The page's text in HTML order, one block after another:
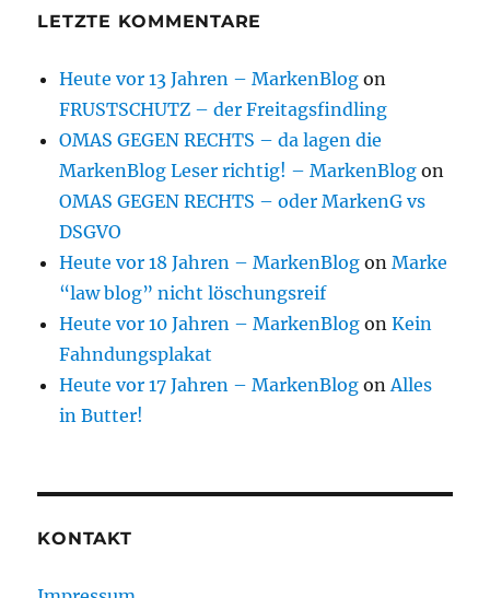
LETZTE KOMMENTARE
Heute vor 13 Jahren – MarkenBlog on
FRUSTSCHUTZ – der Freitagsfindling
OMAS GEGEN RECHTS – da lagen die
MarkenBlog Leser richtig! – MarkenBlog on
OMAS GEGEN RECHTS – oder MarkenG vs
DSGVO
Heute vor 18 Jahren – MarkenBlog onMarke
“law blog” nicht löschungsreif
Heute vor 10 Jahren – MarkenBlog onKein
Fahndungsplakat
Heute vor 17 Jahren – MarkenBlog onAlles
in Butter!
KONTAKT